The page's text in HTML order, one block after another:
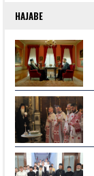
НАЈАВЕ